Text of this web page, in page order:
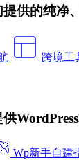
供的纯净
跨境工
Wp新手自建